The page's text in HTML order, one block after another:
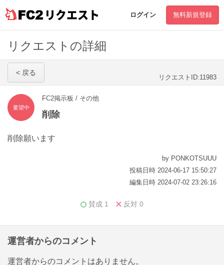
リクエスト ログイン 無料新規登録
リクエストの詳細
< 戻る
リクエストID:11983
要望中
FC2掲示板 / その他
削除
削除願います
by PONKOTSUUU
投稿日時 2024-06-17 15:50:27
編集日時 2024-07-02 23:26:16
賛成 1 反対 0
運営者からのコメント
運営者からのコメントはありません。